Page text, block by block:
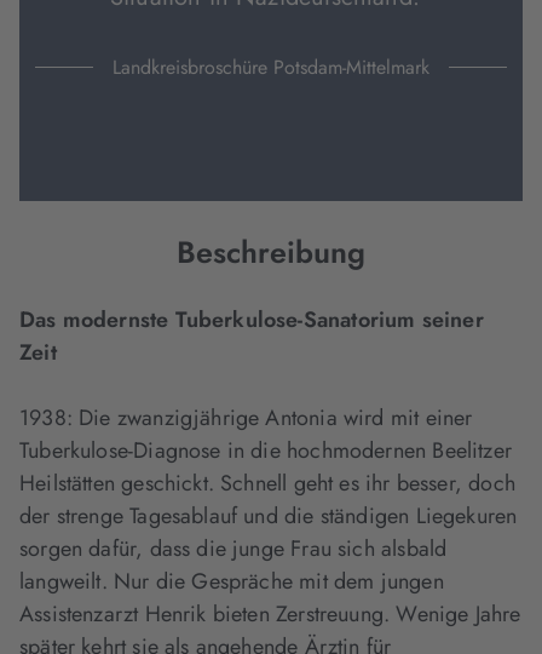
Landkreisbroschüre Potsdam-Mittelmark
Beschreibung
Das modernste Tuberkulose-Sanatorium seiner
Zeit
1938: Die zwanzigjährige Antonia wird mit einer
Tuberkulose-Diagnose in die hochmodernen Beelitzer
Heilstätten geschickt. Schnell geht es ihr besser, doch
der strenge Tagesablauf und die ständigen Liegekuren
sorgen dafür, dass die junge Frau sich alsbald
langweilt. Nur die Gespräche mit dem jungen
Assistenzarzt Henrik bieten Zerstreuung. Wenige Jahre
später kehrt sie als angehende Ärztin für